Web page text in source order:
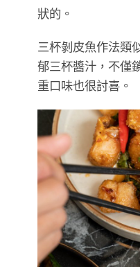
狀的。
三杯剝皮魚作法類
郁三杯醬汁，不僅
重口味也很討喜。